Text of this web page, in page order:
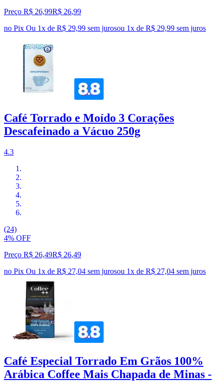
Preço R$ 26,99R$ 26,99
no Pix Ou 1x de R$ 29,99 sem jurosou 1x de R$ 29,99 sem juros
Café Torrado e Moído 3 Corações
Descafeinado a Vácuo 250g
4.3
(24)
4% OFF
Preço R$ 26,49R$ 26,49
no Pix Ou 1x de R$ 27,04 sem jurosou 1x de R$ 27,04 sem juros
Café Especial Torrado Em Grãos 100%
Arábica Coffee Mais Chapada de Minas -